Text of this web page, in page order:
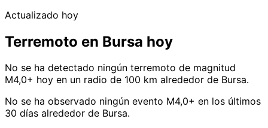
Actualizado hoy
Terremoto en Bursa hoy
No se ha detectado ningún terremoto de magnitud
M4,0+ hoy en un radio de 100 km alrededor de Bursa.
No se ha observado ningún evento M4,0+ en los últimos
30 días alrededor de Bursa.